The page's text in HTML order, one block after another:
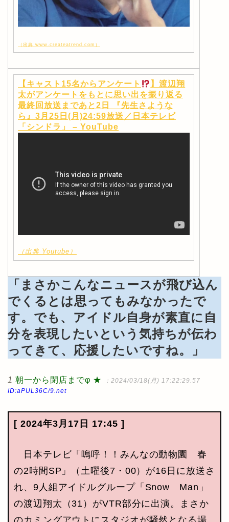
（出典 www.createatrend.com）
【キャスト15名からアンケート
】渡辺翔
太がアンケートをもとに思い出を振り返る
最終回放送まであと2日 『先生さような
ら』3月25日(月)24:59放送／日本テレビ
「シンドラ」 – YouTube
（出典 Youtube）
「まさかこんなニュースが飛び込ん
でくるとは思ってもみなかったで
す。でも、アイドル自身が素直に自
分を表現したいという気持ちが伝わ
ってきて、応援したいですね。」
1 朝一から閉店までφ ★
：2024/03/18(月) 17:22:29.57
ID:aPUL36C/9.net
[ 2024年3月17日 17:45 ]
日本テレビ「嗚呼！！みんなの動物園 春
の2時間SP」（土曜後7・00）が16日に放送さ
れ、9人組アイドルグループ「Snow Man」
の渡辺翔太（31）がVTR部分に出演。まさか